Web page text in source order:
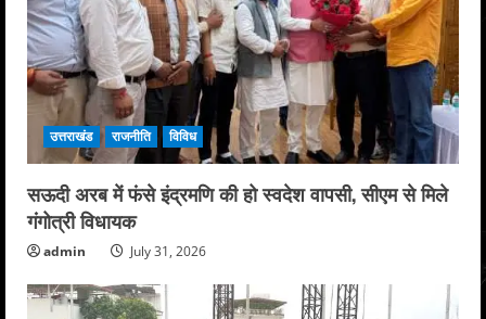
उत्तराखंड राजनीति विविध
सऊदी अरब में फंसे इंद्रमणि की हो स्वदेश वापसी, सीएम से मिले
गंगोत्री विधायक
admin July 31, 2026